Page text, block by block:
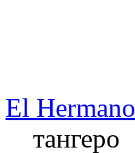
El Hermano
тангеро